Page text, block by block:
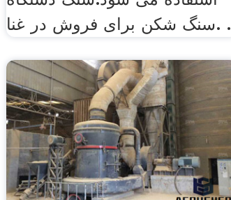
سنگ شکن برای فروش در غنا. .